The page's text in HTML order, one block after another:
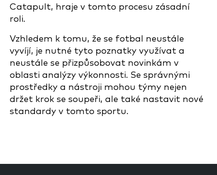
Catapult, hraje v tomto procesu zásadní
roli.
Vzhledem k tomu, že se fotbal neustále
vyvíjí, je nutné tyto poznatky využívat a
neustále se přizpůsobovat novinkám v
oblasti analýzy výkonnosti. Se správnými
prostředky a nástroji mohou týmy nejen
držet krok se soupeři, ale také nastavit nové
standardy v tomto sportu.